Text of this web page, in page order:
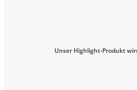
Unser Highlight-Produkt